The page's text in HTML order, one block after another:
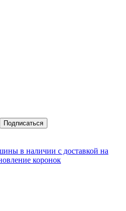
Подписаться
в наличии с доставкой на
коронок